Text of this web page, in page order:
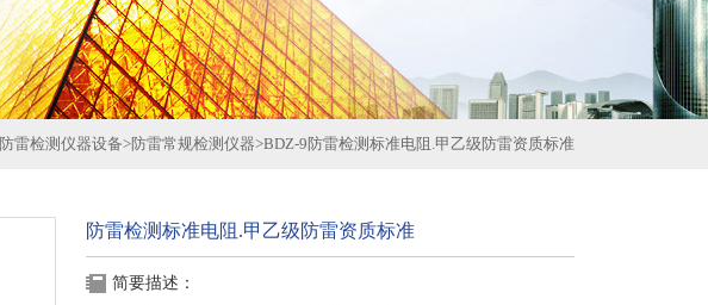
防雷检测仪器设备>防雷常规检测仪器>BDZ-9防雷检测标准电阻.甲乙级防雷资质标准
防雷检测标准电阻.甲乙级防雷资质标准
简要描述：